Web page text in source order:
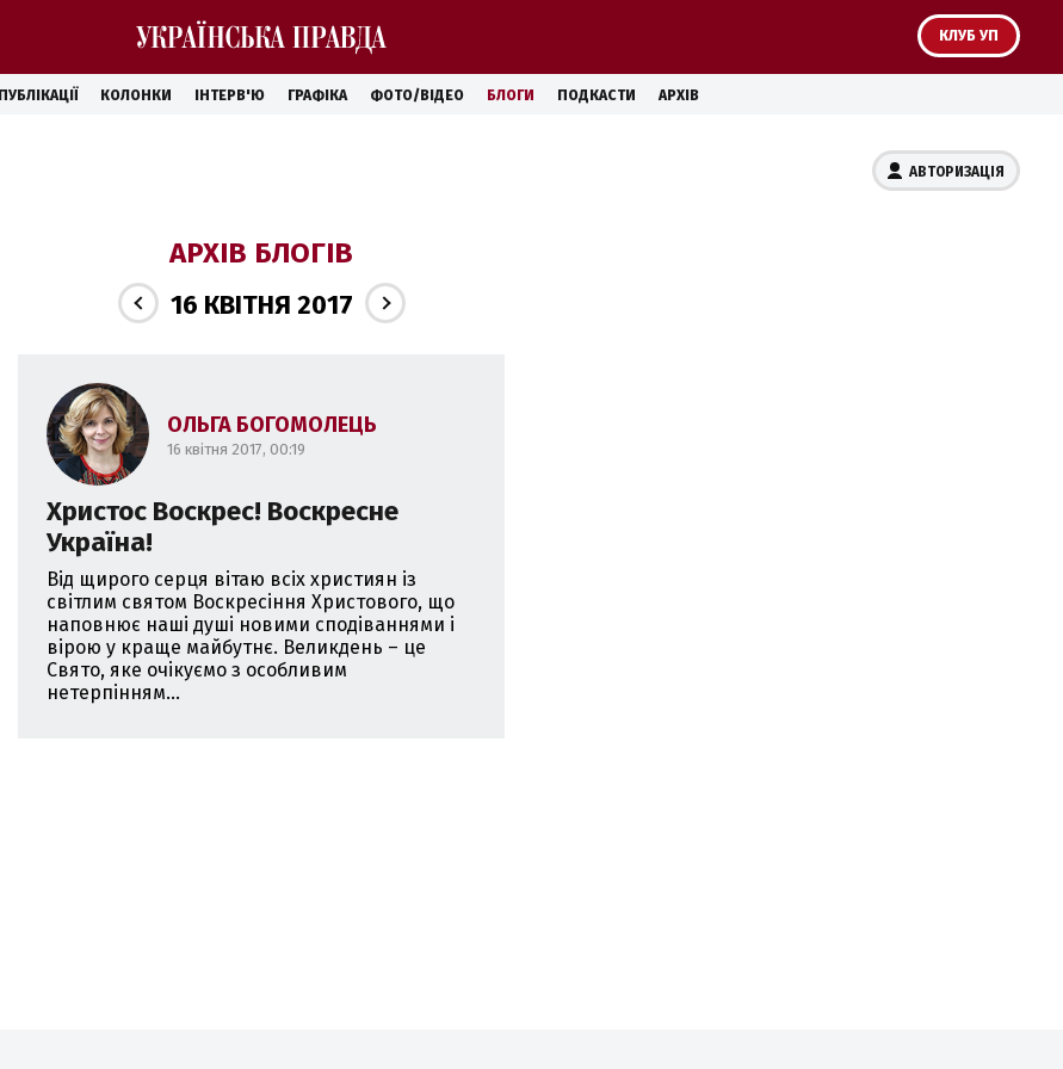
КЛУБ УП
ПУБЛІКАЦІЇ КОЛОНКИ ІНТЕРВ'Ю ГРАФІКА ФОТО/ВІДЕО БЛОГИ ПОДКАСТИ АРХІВ
АВТОРИЗАЦІЯ
АРХІВ БЛОГІВ
16 КВІТНЯ 2017
ОЛЬГА БОГОМОЛЕЦЬ
16 квітня 2017, 00:19
Христос Воскрес! Воскресне
Україна!
Від щирого серця вітаю всіх християн із
світлим святом Воскресіння Христового, що
наповнює наші душі новими сподіваннями і
вірою у краще майбутнє. Великдень – це
Свято, яке очікуємо з особливим
нетерпінням...